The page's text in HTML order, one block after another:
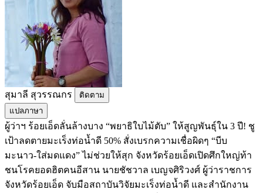
สุมาลี สุวรรณกร
ติดตาม
แปลภาษา
ผู้ว่าฯ ร้อยเอ็ดลั่นล้างบาง “พยาธิใบไม้ตับ” ให้สูญพันธุ์ใน 3 ปี! ชู
เป้าลดตายมะเร็งท่อน้ำดี 50% สั่งเบรกความเชื่อผิดๆ “บีบ
มะนาว-ใส่มดแดง” ไม่ช่วยให้สุก จังหวัดร้อยเอ็ดเปิดศึกใหญ่ท้า
ชนโรคยอดฮิตคนอีสาน นายชัชวาล เบญจศิริวงศ์ ผู้ว่าราชการ
จังหวัดร้อยเอ็ด จับมือสถาบันวิจัยมะเร็งท่อน้ำดี และสำนักงาน